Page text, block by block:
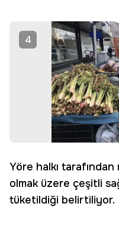
4
Yöre halkı tarafından
olmak üzere çeşitli
tüketildiği belirtiliyor.